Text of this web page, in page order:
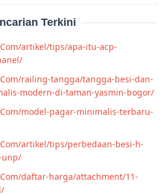
Terkini
artikel/tips/apa-itu-acp-
railing-tangga/tangga-besi-dan-
modern-di-taman-yasmin-bogor/
model-pagar-minimalis-terbaru-
artikel/tips/perbedaan-besi-h-
unp/
daftar-harga/attachment/11-